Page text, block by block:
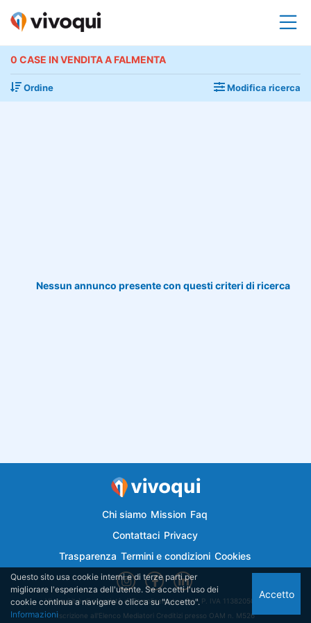
0 CASE IN VENDITA A FALMENTA
Ordine Modifica ricerca
Nessun annunco presente con questi criteri di ricerca
Chi siamo Mission Faq
Contattaci Privacy
Trasparenza Termini e condizioni Cookies
Vivoqui.it è di proprietà di Semplicemutuo Srl - P. IVA 11382050018
Iscrizione all'Elenco Mediatori Creditizi presso OAM n. M526
Questo sito usa cookie interni e di terze parti per
migliorare l'esperienza dell'utente. Se accetti l'uso dei
cookie continua a navigare o clicca su "Accetto".
Informazioni
Accetto